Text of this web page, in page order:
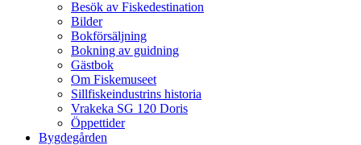
Besök av Fiskedestination
Bilder
Bokförsäljning
Bokning av guidning
Gästbok
Om Fiskemuseet
Sillfiskeindustrins historia
Vrakeka SG 120 Doris
Öppettider
Bygdegården